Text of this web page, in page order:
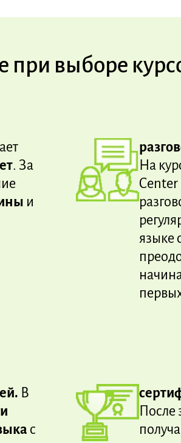
при выборе
. За
и
На
Center
языке
В
с
После